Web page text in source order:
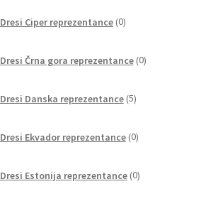
Dresi Ciper reprezentance 0izdelkov
Dresi Črna gora reprezentance 0izdelkov
Dresi Danska reprezentance 5izdelkov
Dresi Ekvador reprezentance 0izdelkov
Dresi Estonija reprezentance 0izdelkov